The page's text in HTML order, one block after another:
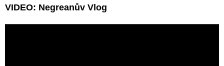
VIDEO: Negreanův Vlog